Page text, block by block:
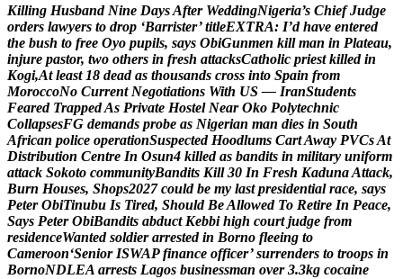
Killing Husband Nine DaysAfter WeddingNigeria’s Chief Judge
orders lawyers to drop ‘Barrister’ titleEXTRA: I’d have entered
the bush to free Oyo pupils, says ObiGunmen kill man in Plateau,
injure pastor, two others in fresh attacksCatholic priest killed in
Kogi,At least 18 dead as thousands cross into Spain from
MoroccoNo Current Negotiations With US — IranStudents
Feared TrappedAs Private Hostel Near Oko Polytechnic
CollapsesFG demands probe as Nigerian man dies in South
African police operationSuspected Hoodlums CartAway PVCsAt
Distribution Centre In Osun4 killed as bandits in military uniform
attack Sokoto communityBandits Kill 30 In Fresh KadunaAttack,
Burn Houses, Shops2027 could be my last presidential race, says
Peter ObiTinubu Is Tired, Should BeAllowed To Retire In Peace,
Says Peter ObiBandits abduct Kebbi high court judge from
residenceWanted soldier arrested in Borno fleeing to
Cameroon‘Senior ISWAP finance officer’ surrenders to troops in
BornoNDLEA arrests Lagos businessman over 3.3kg cocaine